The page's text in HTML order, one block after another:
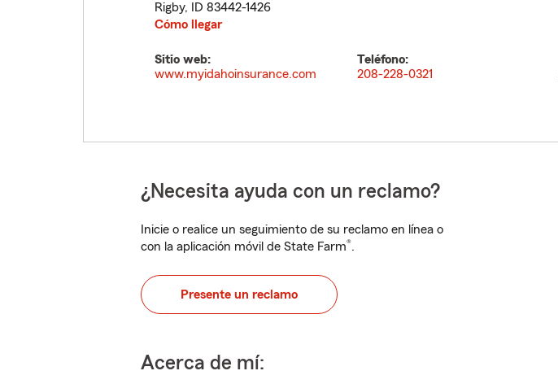
Rigby, ID 83442-1426
Cómo llegar
Sitio web:
www.myidahoinsurance.com
Teléfono:
208-228-0321
¿Necesita ayuda con un reclamo?
Inicie o realice un seguimiento de su reclamo en línea o
con la aplicación móvil de State Farm®.
Presente un reclamo
Acerca de mí: